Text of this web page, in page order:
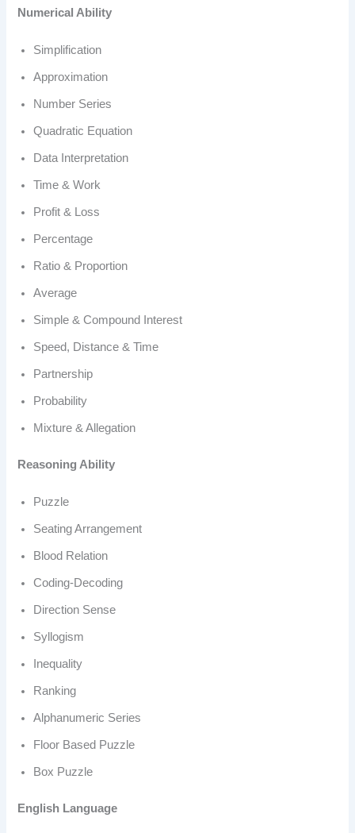
Numerical Ability
Simplification
Approximation
Number Series
Quadratic Equation
Data Interpretation
Time & Work
Profit & Loss
Percentage
Ratio & Proportion
Average
Simple & Compound Interest
Speed, Distance & Time
Partnership
Probability
Mixture & Allegation
Reasoning Ability
Puzzle
Seating Arrangement
Blood Relation
Coding-Decoding
Direction Sense
Syllogism
Inequality
Ranking
Alphanumeric Series
Floor Based Puzzle
Box Puzzle
English Language